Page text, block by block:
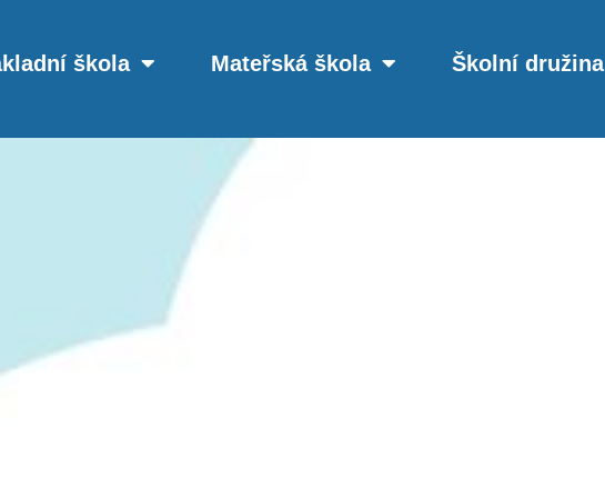
škola Mateřská škola Školní družina